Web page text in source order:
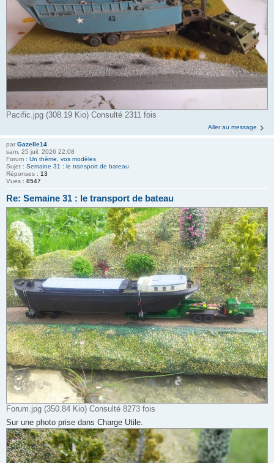
Pacific.jpg (308.19 Kio) Consulté 2311 fois
Aller au message
par Gazelle14
sam. 25 juil. 2026 22:08
Forum : Un thème, vos modèles
Sujet : Semaine 31 : le transport de bateau
Réponses : 13
Vues : 8547
Re: Semaine 31 : le transport de bateau
Forum.jpg (350.84 Kio) Consulté 8273 fois
Sur une photo prise dans Charge Utile.